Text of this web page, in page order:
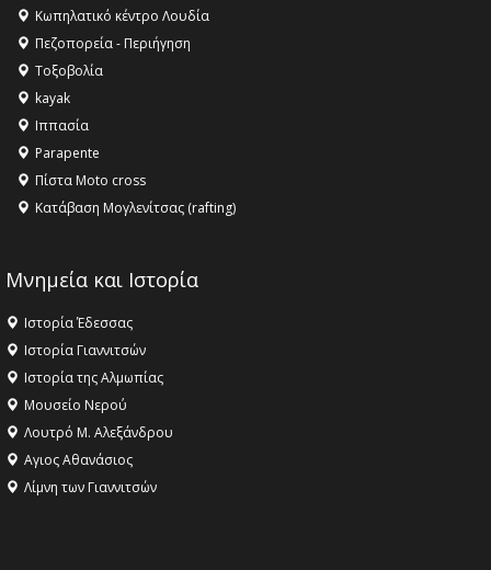
Κληρονομιάς της UNESCO – Ομόφωνη η απόφαση Ο
Όλυμπος αναγνωρίστηκε ως φυσικό και πολιτιστικό
αγαθό εξέχουσας οικουμενικής αξίας για την
ανθρωπότητα
16:18 -
ΣΤΗΝ ΕΔΕΣΣΑ
Κωπηλατικό κέντρο Λουδία
Πεζοπορεία - Περιήγηση
Τοξοβολία
kayak
Ιππασία
Parapente
Πίστα Moto cross
Κατάβαση Μογλενίτσας (rafting)
Μνημεία και Ιστορία
Ιστορία Έδεσσας
Ιστορία Γιαννιτσών
Ιστορία της Αλμωπίας
Μουσείο Νερού
Λουτρό Μ. Αλεξάνδρου
Αγιος Αθανάσιος
Λίμνη των Γιαννιτσών